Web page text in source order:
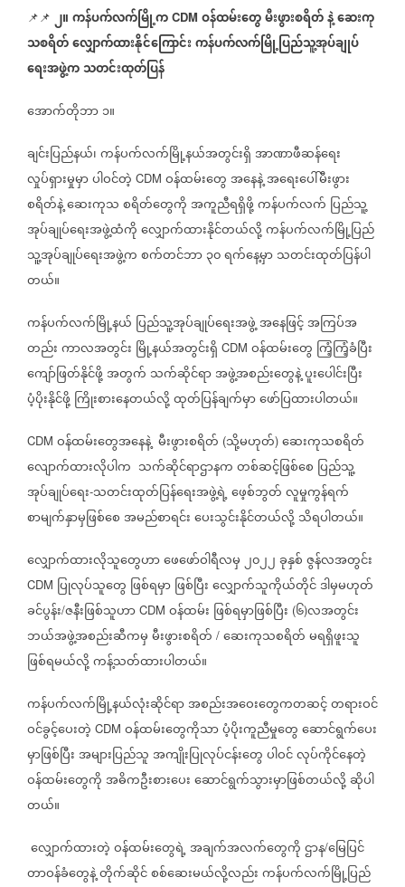
📌📌 ၂။ကန်ပက်လက်မြို့က CDM ဝန်ထမ်းတွေမီးဖွားစရိတ်နဲ့ဆေးကု
သစရိတ်လျှောက်ထားနိုင်ကြောင်းကန်ပက်လက်မြို့ပြည်သူ့အုပ်ချုပ်
ရေးအဖွဲ့ကသတင်းထုတ်ပြန်
အောက်တိုဘာ၁။
ချင်းပြည်နယ်၊ကန်ပက်လက်မြို့နယ်အတွင်းရှိအာဏာဖီဆန်ရေး
လှုပ်ရှားမှုမှာပါဝင်တဲ့ CDM ဝန်ထမ်းတွေအနေနဲ့အရေးပေါ်မီးဖွား
စရိတ်နဲ့ဆေးကုသစရိတ်တွေကိုအကူညီရရှိဖို့ကန်ပက်လက် ပြည်သူ့
အုပ်ချုပ်ရေးအဖွဲ့ထံကိုလျှောက်ထားနိုင်တယ်လို့ကန်ပက်လက်မြို့ပြည်
သူ့အုပ်ချုပ်ရေးအဖွဲ့ကစက်တင်ဘာ၃၀ရက်နေ့မှာသတင်းထုတ်ပြန်ပါ
တယ်။
ကန်ပက်လက်မြို့နယ် ပြည်သူ့အုပ်ချုပ်ရေးအဖွဲ့အနေဖြင့်အကြပ်အ
တည်းကာလအတွင်း မြို့နယ်အတွင်းရှိ CDM ဝန်ထမ်းတွေ ကြံ့ကြံ့ခံပြီး
ကျော်ဖြတ်နိုင်ဖို့အတွက် သက်ဆိုင်ရာအဖွဲ့အစည်းတွေနဲ့ပူးပေါင်းပြီး
ပံ့ပိုးနိုင်ဖို့ကြိုးစားနေတယ်လို့ထုတ်ပြန်ချက်မှာဖော်ပြထားပါတယ်။
CDM ဝန်ထမ်းတွေအနေနဲ့ မီးဖွားစရိတ် (သို့မဟုတ်) ဆေးကုသစရိတ်
လျောက်ထားလိုပါက သက်ဆိုင်ရာဌာနကတစ်ဆင့်ဖြစ်စေ ပြည်သူ့
အုပ်ချုပ်ရေး-သတင်းထုတ်ပြန်ရေးအဖွဲ့ရဲ့ဖေ့စ်ဘွတ်လူမှုကွန်ရက်
စာမျက်နှာမှဖြစ်စေအမည်စာရင်းပေးသွင်းနိုင်တယ်လို့သိရပါတယ်။
လျှောက်ထားလိုသူတွေဟာဖေဖော်ဝါရီလမှ၂၀၂၂ခုနှစ်ဇွန်လအတွင်း
CDM ပြုလုပ်သူတွေ ဖြစ်ရမှာဖြစ်ပြီးလျှောက်သူကိုယ်တိုင်ဒါမှမဟုတ်
ခင်ပွန်း/ဇနီးဖြစ်သူဟာ CDM ဝန်ထမ်း ဖြစ်ရမှာဖြစ်ပြီး (၆)လအတွင်း
ဘယ်အဖွဲ့အစည်းဆီကမှမီးဖွားစရိတ် / ဆေးကုသစရိတ်မရရှိဖူးသူ
ဖြစ်ရမယ်လို့ကန့်သတ်ထားပါတယ်။
ကန်ပက်လက်မြို့နယ်လုံးဆိုင်ရာအစည်းအဝေးတွေကတဆင့်တရားဝင်
ဝင်ခွင့်ပေးတဲ့ CDM ဝန်ထမ်းတွေကိုသာပံ့ပိုးကူညီမှုတွေဆောင်ရွက်ပေး
မှာဖြစ်ပြီးအများပြည်သူအကျိုးပြုလုပ်ငန်းတွေပါဝင်လုပ်ကိုင်နေတဲ့
ဝန်ထမ်းတွေကိုအဓိကဦးစားပေးဆောင်ရွက်သွားမှာဖြစ်တယ်လို့ဆိုပါ
တယ်။
လျှောက်ထားတဲ့ဝန်ထမ်းတွေရဲ့အချက်အလက်တွေကိုဌာန/မြေပြင်
တာဝန်ခံတွေနဲ့တိုက်ဆိုင်စစ်ဆေးမယ်လို့လည်းကန်ပက်လက်မြို့ပြည်